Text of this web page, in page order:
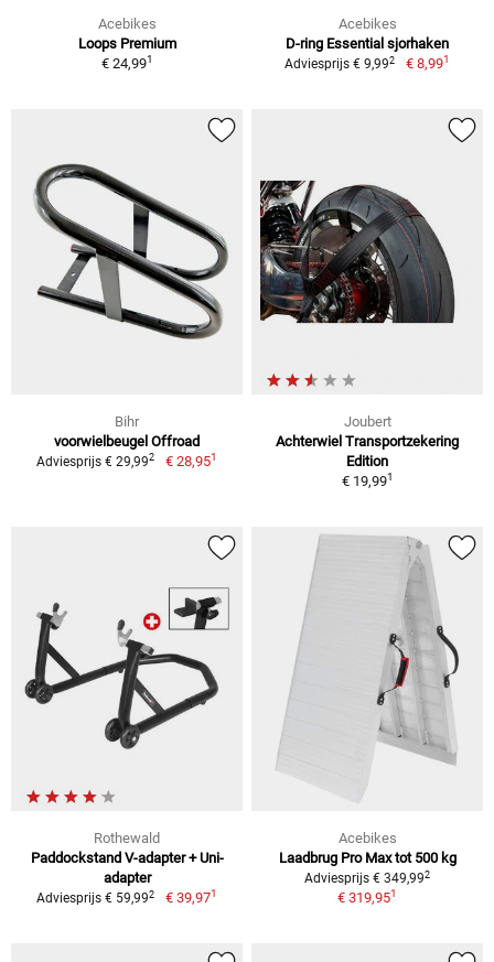
Acebikes
Loops Premium
€ 24,991
Acebikes
D-ring Essential sjorhaken
Adviesprijs € 9,992 € 8,991
Bihr
voorwielbeugel Offroad
Adviesprijs € 29,992 € 28,951
Joubert
Achterwiel Transportzekering
Edition
€ 19,991
Rothewald
Paddockstand V-adapter + Uni-
adapter
Adviesprijs € 59,992 € 39,971
Acebikes
Laadbrug Pro Max tot 500 kg
Adviesprijs € 349,992
€ 319,951